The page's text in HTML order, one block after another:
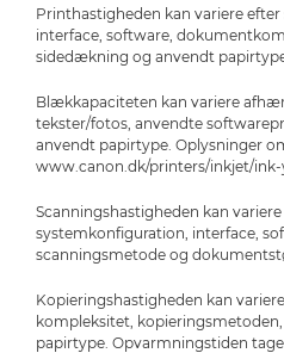
Printhastigheden kan variere
interface, software,
sidedækning og anvendt
Blækkapaciteten kan variere
tekster/fotos, anvendte
anvendt papirtype. Oplysninger
www.canon.dk/printers/inkjet/
Scanningshastigheden kan
systemkonfiguration, interface,
scanningsmetode og
Kopieringshastigheden kan
kompleksitet,
papirtype. Opvarmningstiden